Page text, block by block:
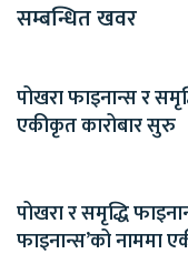
सम्बन्धित खवर
पोखरा फाइनान्स र
एकीकृत कारोबार सुरु
पोखरा र समृद्धि
फाइनान्स’को नाममा